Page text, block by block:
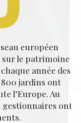
européen
le patrimoine
année des
800 jardins ont
l’Europe. Au
ont